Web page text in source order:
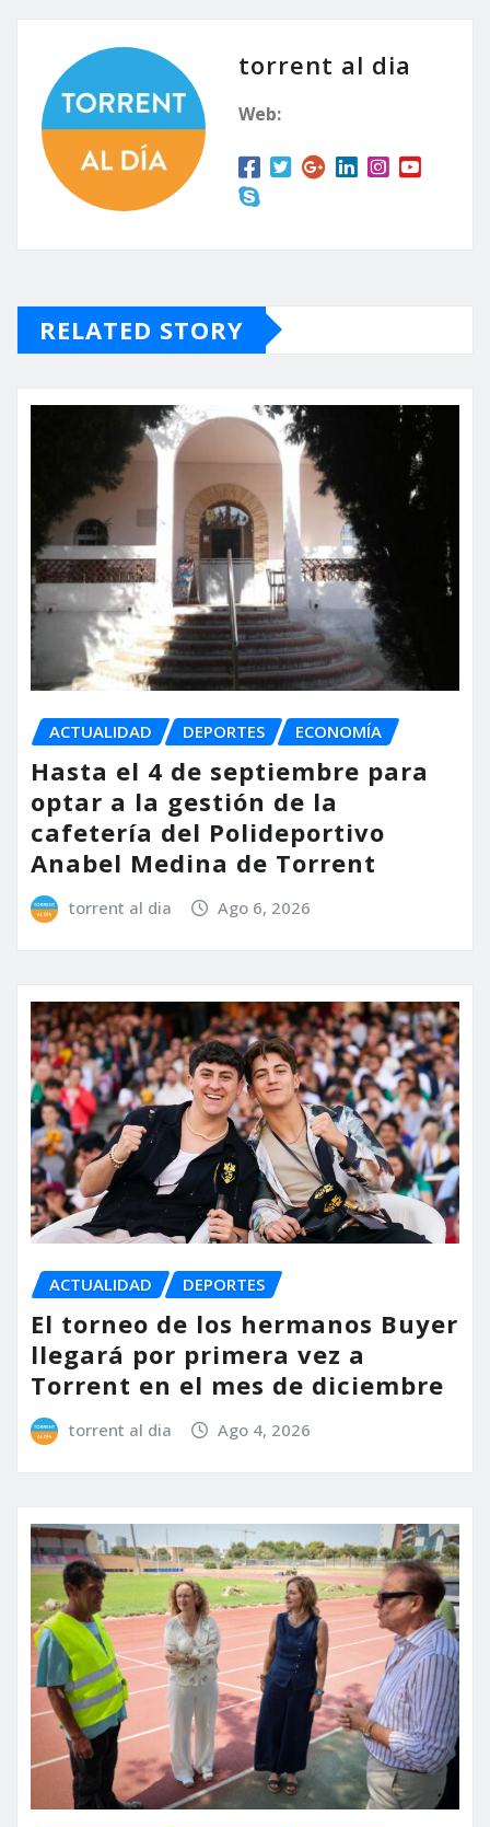
torrent al dia
Web:
RELATED STORY
ACTUALIDAD DEPORTES ECONOMÍA
Hasta el 4 de septiembre para
optar a la gestión de la
cafetería del Polideportivo
Anabel Medina de Torrent
torrent al dia Ago 6, 2026
ACTUALIDAD DEPORTES
El torneo de los hermanos Buyer
llegará por primera vez a
Torrent en el mes de diciembre
torrent al dia Ago 4, 2026